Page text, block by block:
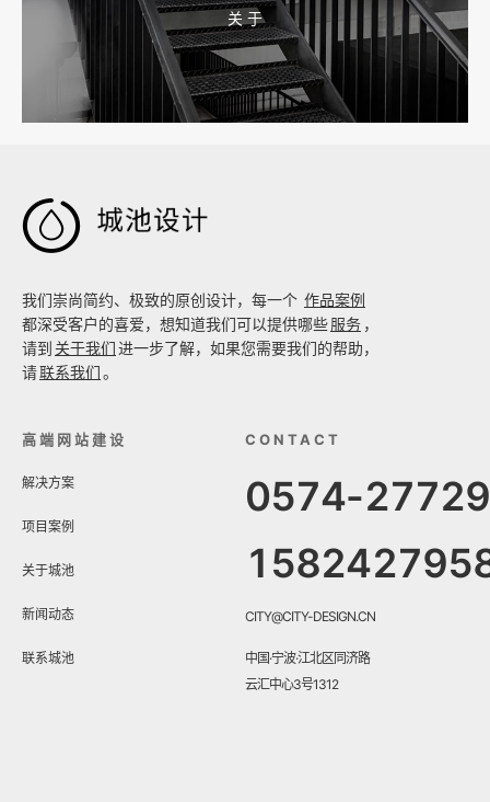
2026-08-04 17:59:05
嘉兴企业做AI搜索优化，先把官网服务页和FAQ对齐
关 于

我们崇尚简约、极致的原创设计，每一个 作品案例
都深受客户的喜爱，想知道我们可以提供哪些服务 ，
请到 关于我们进一步了解，如果您需要我们的帮助，
请联系我们。
高端网站建设
解决方案
项目案例
关于城池
新闻动态
联系城池
CONTACT
0574-
CITY@CITY-DESIGN.CN
中国·宁波·江北区同济路
云汇中心3号1312